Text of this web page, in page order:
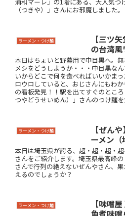
（つきや）」さんにお邪魔しました。
ラーメン・つけ麺
【三ツ
の台湾
本日はちょいと野暮用で中目黒へ。
メシをどうしようか・・・中目黒な
いからどこで何を食べればいいかま
ロウロしていると、おじさんにもわか
の看板発見！！駅を出てすぐのとこ
つやどうせいめん）」さんのつけ麺を
ラーメン・つけ麺
【ぜん
ーメン（
本日は埼玉県が誇る、超・超・超・超
さんをご紹介します。埼玉県最高峰
さんで行列の絶えないぜんやさん、
えるのでしょうか？
ラーメン・つけ麺
【味噌
角煮味